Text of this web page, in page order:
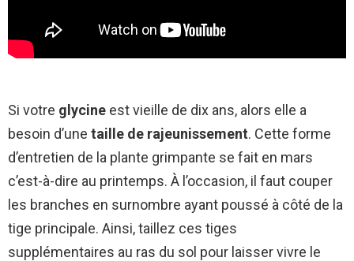
Si votre glycine est vieille de dix ans, alors elle a
besoin d’une taille de rajeunissement. Cette forme
d’entretien de la plante grimpante se fait en mars
c’est-à-dire au printemps. À l’occasion, il faut couper
les branches en surnombre ayant poussé à côté de la
tige principale. Ainsi, taillez ces tiges
supplémentaires au ras du sol pour laisser vivre le